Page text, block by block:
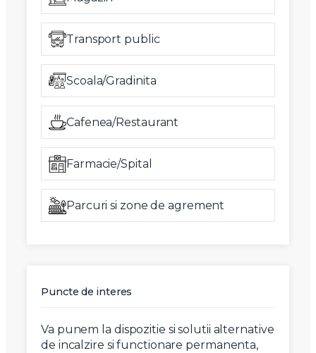
Transport public
Scoala/Gradinita
Cafenea/Restaurant
Farmacie/Spital
Parcuri si zone de agrement
Puncte de interes
Va punem la dispozitie si solutii alternative
de incalzire si functionare permanenta,